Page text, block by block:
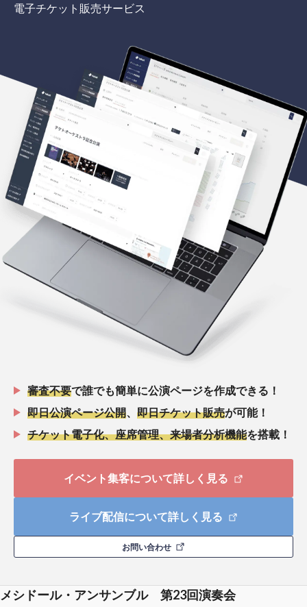
電子チケット販売サービス
審査不要で誰でも簡単に公演ページを作成できる！
即日公演ページ公開
即日チケット販売が可能！
チケット電子化、座席管理、来場者分析機能を搭載！
イベント集客について詳しく見る
ライブ配信について詳しく見る
お問い合わせ
メシドール・アンサンブル 第23回演奏会